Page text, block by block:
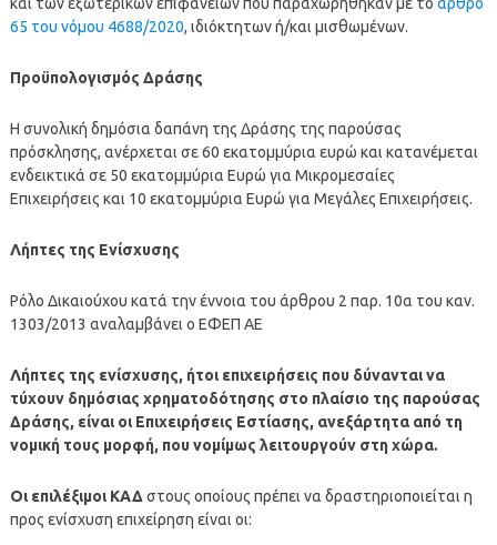
65 του νόμου 4688/2020, ιδιόκτητων ή/και μισθωμένων.
Προϋπολογισμός Δράσης
Η συνολική δημόσια δαπάνη της Δράσης της παρούσας
πρόσκλησης, ανέρχεται σε 60 εκατομμύρια ευρώ και κατανέμεται
ενδεικτικά σε 50 εκατομμύρια Ευρώ για Μικρομεσαίες
Επιχειρήσεις και 10 εκατομμύρια Ευρώ για Μεγάλες Επιχειρήσεις.
Λήπτες της Ενίσχυσης
Ρόλο Δικαιούχου κατά την έννοια του άρθρου 2 παρ. 10α του καν.
1303/2013 αναλαμβάνει ο ΕΦΕΠ ΑΕ
Λήπτες της ενίσχυσης, ήτοι επιχειρήσεις που δύνανται να
τύχουν δημόσιας χρηματοδότησης στο πλαίσιο της παρούσας
Δράσης, είναι οι Επιχειρήσεις Εστίασης, ανεξάρτητα από τη
νομική τους μορφή, που νομίμως λειτουργούν στη χώρα.
Οι επιλέξιμοι ΚΑΔ στους οποίους πρέπει να δραστηριοποιείται η
προς ενίσχυση επιχείρηση είναι οι: